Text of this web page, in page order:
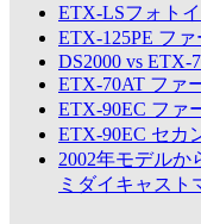
ETX-LSフォト
ETX-125PE フ
DS2000 vs ETX-
ETX-70AT ファ
ETX-90EC ファ
ETX-90EC セカ
2002年モデルか
ミダイキャスト